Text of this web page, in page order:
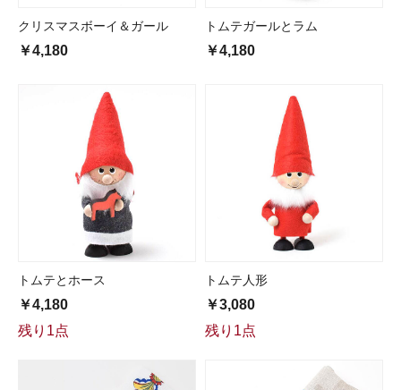
クリスマスボーイ＆ガール
￥4,180
トムテガールとラム
￥4,180
トムテとホース
￥4,180
残り1点
トムテ人形
￥3,080
残り1点